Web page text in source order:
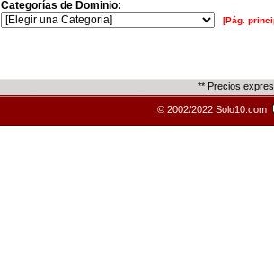
Categorías de Dominio:
[Pág.
** Precios
© 2002/2022 Solo10.com